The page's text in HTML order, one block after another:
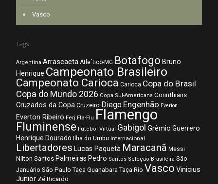
Vasco
Tags
Argentina Arrascaeta Atle´tico-MG Botafogo Bruno
Henrique Campeonato Brasileiro
Campeonato Carioca Carioca Copa do Brasil
Copa do Mundo 2026 Copa Sul-Americana Corinthians
Cruzados da Copa Cruzeiro Diego Engenhão Everton
Everton Ribeiro Ferj Fla-Flu Flamengo
Fluminense Futebol Virtual Gabigol Grêmio Guerrero
Henrique Dourado Ilha do Urubu Internacional
Libertadores Lucas Paquetá Maracanã Messi
Nilton Santos Palmeiras Pedro Santos Seleção Brasileira São
Januário São Paulo Taça Guanabara Taça Rio Vasco Vinicius
Junior Zé Ricardo